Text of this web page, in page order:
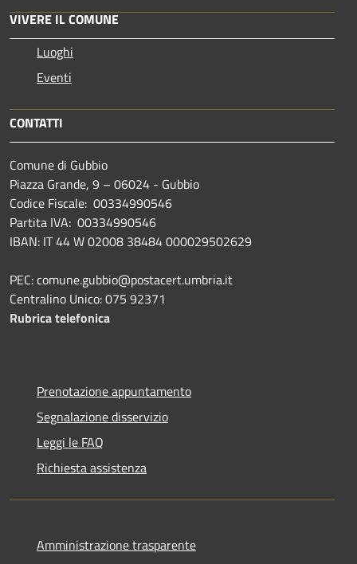
VIVERE IL COMUNE
Luoghi
Eventi
CONTATTI
Comune di Gubbio
Piazza Grande, 9 – 06024 - Gubbio
Codice Fiscale: 00334990546
Partita IVA: 00334990546
IBAN: IT 44 W 02008 38484 000029502629
PEC: comune.gubbio@postacert.umbria.it
Centralino Unico: 075 92371
Rubrica telefonica
Prenotazione appuntamento
Segnalazione disservizio
Leggi le FAQ
Richiesta assistenza
Amministrazione trasparente